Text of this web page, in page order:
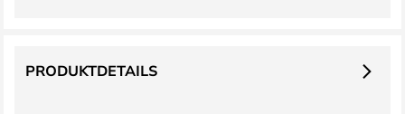
PRODUKTDETAILS